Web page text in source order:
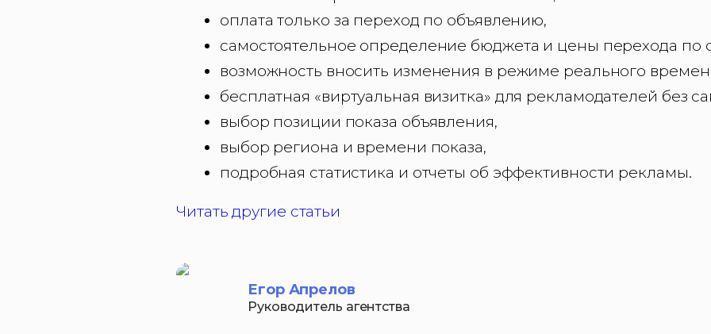
оплата только за переход по объявлению,
самостоятельное определение бюджета и цены перехода по
возможность вносить изменения в режиме реального
бесплатная «виртуальная визитка» для рекламодателей без
выбор позиции показа объявления,
выбор региона и времени показа,
подробная статистика и отчеты об эффективности рекламы.
Читать другие статьи
Егор Апрелов
Руководитель агентства